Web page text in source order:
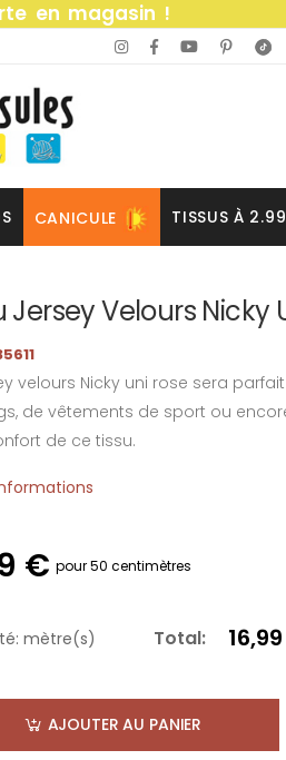
en magasin !
CANICULE TISSUS À
Jersey Velours Nicky
velours Nicky uni rose sera
de vêtements de sport ou
de ce tissu.
€ pour 50 centimètres
mètre(s) Total:
AJOUTER AU PANIER